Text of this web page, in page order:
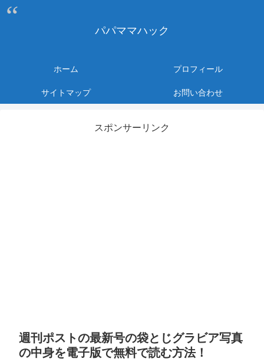
パパママハック
ホーム
プロフィール
サイトマップ
お問い合わせ
スポンサーリンク
週刊ポストの最新号の袋とじグラビア写真
の中身を電子版で無料で読む方法！